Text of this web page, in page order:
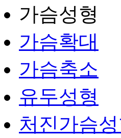
가슴성형
가슴확대
가슴축소
유두성형
처진가슴성